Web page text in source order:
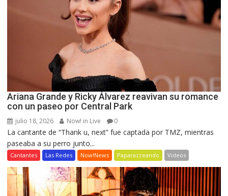
Ariana Grande y Ricky Álvarez reavivan su romance
con un paseo por Central Park
julio 18, 2026 Now! in Live 0
La cantante de “Thank u, next” fue captada por TMZ, mientras
paseaba a su perro junto...
Cantantes Las Redes Now!News Paparazzeando Videos